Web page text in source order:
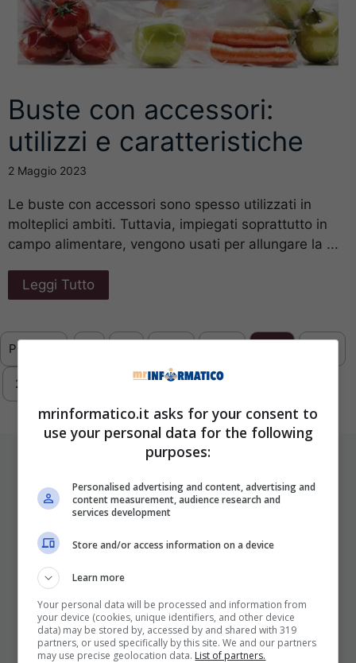
Buste con accessori:
utilizzi e caratteristiche
2 Maggio 2023
Le buste con accessori sono spesso utilizzati in
molteplici ambiti. Tuttavia, impiegati soprattutto in
campo alimentare, vengono usati per allungare la ...
Leggi Tutto
Previous
293
I Pro E I Contro Di Una Nuova Moda
Che Punta A Cambiare Il Tabacco
mrinformatico.it asks for your consent to
use your personal data for the following
purposes:
Personalised advertising and content, advertising and
content measurement, audience research and
services development
Store and/or access information on a device
Learn more
Your personal data will be processed and information from
your device (cookies, unique identifiers, and other device
data) may be stored by, accessed by and shared with 319
partners, or used specifically by this site. We and our partners
may use precise geolocation data. List of partners.